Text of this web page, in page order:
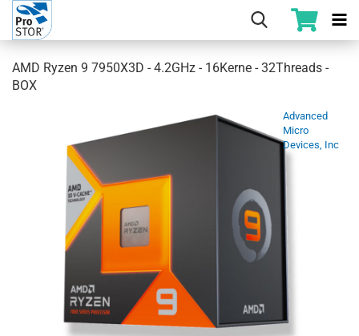
AMD Ryzen 9 7950X3D - 4.2GHz - 16Kerne - 32Threads -
BOX
Advanced
Micro
Devices, Inc